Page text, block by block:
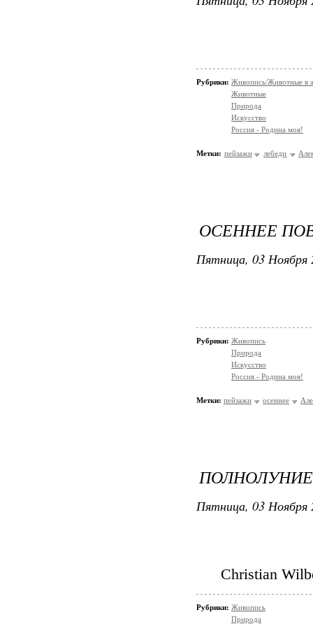
Рубрики: Живопись/Животные в
Животные
Природа
Искусство
Россия - Родина моя!
Метки: пейзажи лебеди
ОСЕННЕЕ
Пятница, 03 Ноября
Рубрики: Живопись
Природа
Искусство
Россия - Родина моя!
Метки: пейзажи осеннее
ПОЛНОЛУНИЕ.
Пятница, 03 Ноября
Christian
Рубрики: Живопись
Природа